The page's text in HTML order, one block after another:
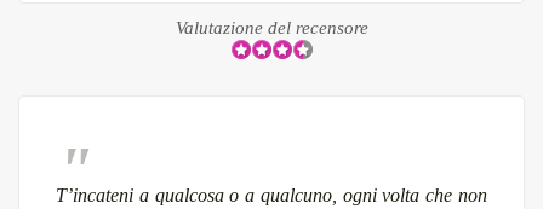
Valutazione del recensore
T’incateni a qualcosa o a qualcuno, ogni volta che non